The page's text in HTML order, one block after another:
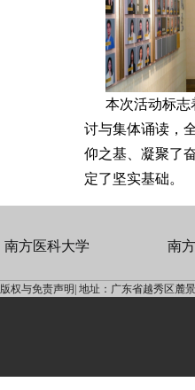
本次活动标
讨与集体诵读，
仰之基、凝聚了
定了坚实基础。
南方医科大学 南
版权与免责声明| 地址：广东省越秀区麓